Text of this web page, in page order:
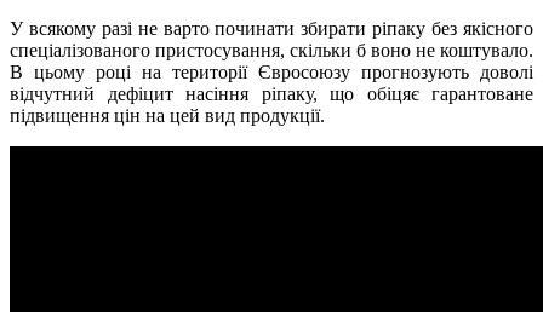
У всякому разі не варто починати збирати ріпаку без якісного
спеціалізованого пристосування, скільки б воно не коштувало.
В цьому році на території Євросоюзу прогнозують доволі
відчутний дефіцит насіння ріпаку, що обіцяє гарантоване
підвищення цін на цей вид продукції.